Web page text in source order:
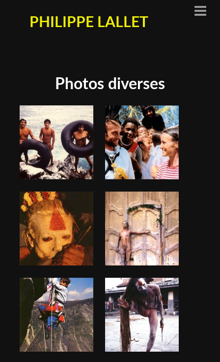
PHILIPPE LALLET
Photos diverses